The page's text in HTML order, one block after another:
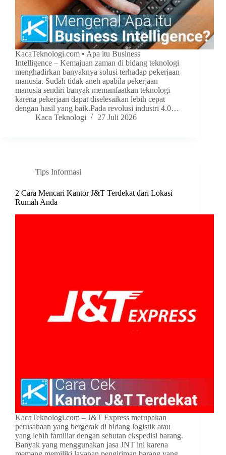
KacaTeknologi.com • Apa itu Business
Intelligence – Kemajuan zaman di bidang teknologi
menghadirkan banyaknya solusi terhadap pekerjaan
manusia. Sudah tidak aneh apabila pekerjaan
manusia sendiri banyak memanfaatkan teknologi
karena pekerjaan dapat diselesaikan lebih cepat
dengan hasil yang baik.Pada revolusi industri 4.0…
Kaca Teknologi
27 Juli 2026
Tips Informasi
2 Cara Mencari Kantor J&T Terdekat dari Lokasi
Rumah Anda
KacaTeknologi.com – J&T Express merupakan
perusahaan yang bergerak di bidang logistik atau
yang lebih familiar dengan sebutan ekspedisi barang.
Banyak yang menggunakan jasa JNT ini karena